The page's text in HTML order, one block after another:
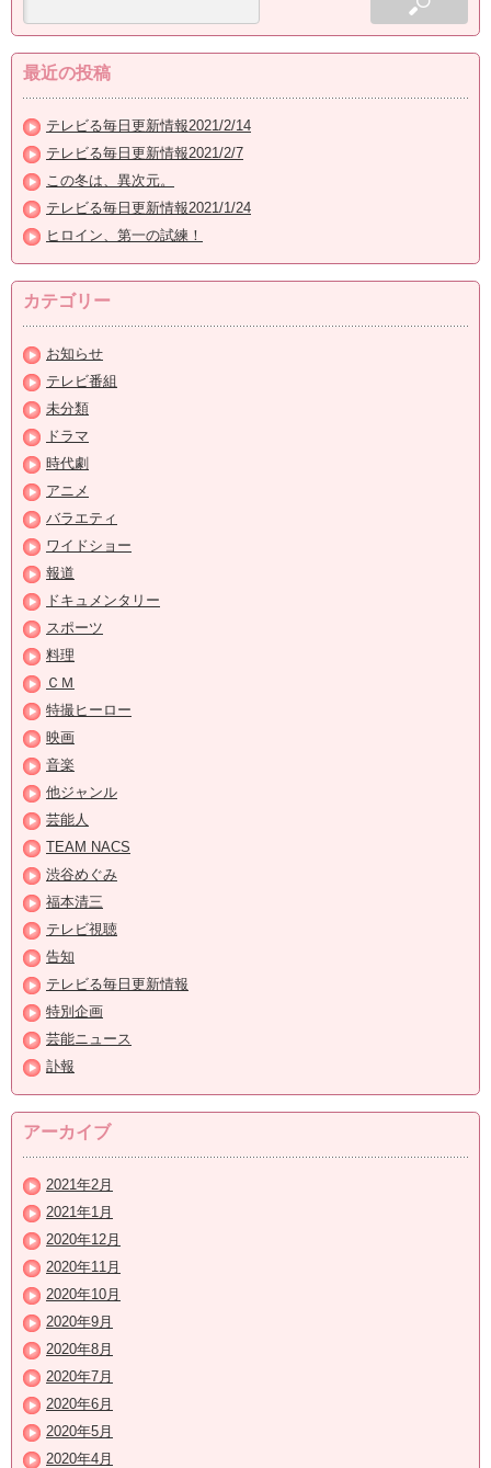
最近の投稿
テレビる毎日更新情報2021/2/14
テレビる毎日更新情報2021/2/7
この冬は、異次元。
テレビる毎日更新情報2021/1/24
ヒロイン、第一の試練！
カテゴリー
お知らせ
テレビ番組
未分類
ドラマ
時代劇
アニメ
バラエティ
ワイドショー
報道
ドキュメンタリー
スポーツ
料理
ＣＭ
特撮ヒーロー
映画
音楽
他ジャンル
芸能人
TEAM NACS
渋谷めぐみ
福本清三
テレビ視聴
告知
テレビる毎日更新情報
特別企画
芸能ニュース
訃報
アーカイブ
2021年2月
2021年1月
2020年12月
2020年11月
2020年10月
2020年9月
2020年8月
2020年7月
2020年6月
2020年5月
2020年4月